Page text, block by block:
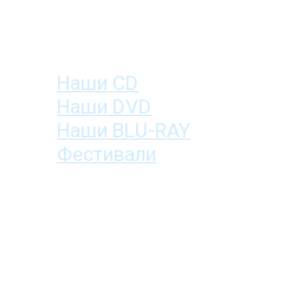
Наши CD
Наши DVD
Наши BLU-RAY
Фестивали